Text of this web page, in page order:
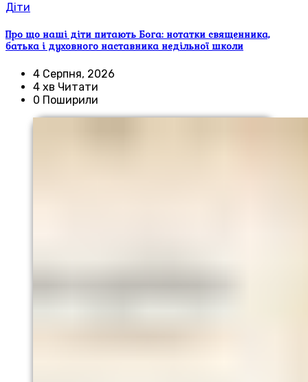
Діти
Про що наші діти питають Бога: нотатки священника,
батька і духовного наставника недільної школи
4 Серпня, 2026
4 хв Читати
0 Поширили